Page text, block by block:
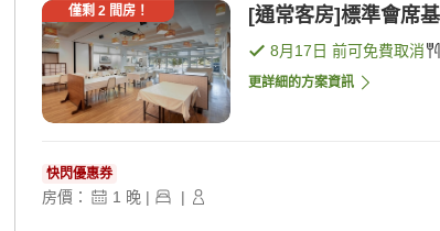
僅剩 2間房！ [通常客房]標準會席
8月17日 前可免費取消
更詳細的方案資訊
快閃優惠券
房價： 1 晚 | |